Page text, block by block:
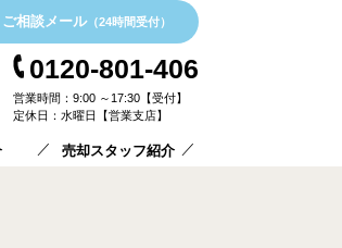
ご相談メール（24時間受付）
0120-801-406
営業時間：9:00 ～17:30【受付】
定休日：水曜日【営業支店】
／ 売却スタッフ紹介 ／